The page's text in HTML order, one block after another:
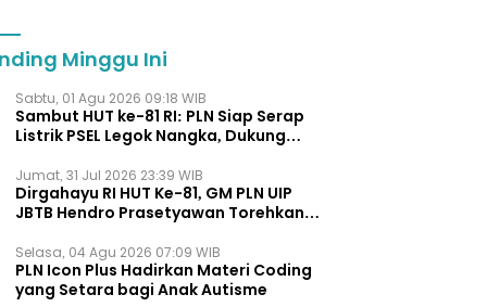
Minggu Ini
Sabtu, 01 Agu 2026 09:18 WIB
Sambut HUT ke-81 RI: PLN Siap Serap
Listrik PSEL Legok Nangka, Dukung
Jumat, 31 Jul 2026 23:39 WIB
Dirgahayu RI HUT Ke-81, GM PLN UIP
JBTB Hendro Prasetyawan Torehkan
Energi Regional.
Selasa, 04 Agu 2026 07:09 WIB
PLN Icon Plus Hadirkan Materi Coding
yang Setara bagi Anak Autisme